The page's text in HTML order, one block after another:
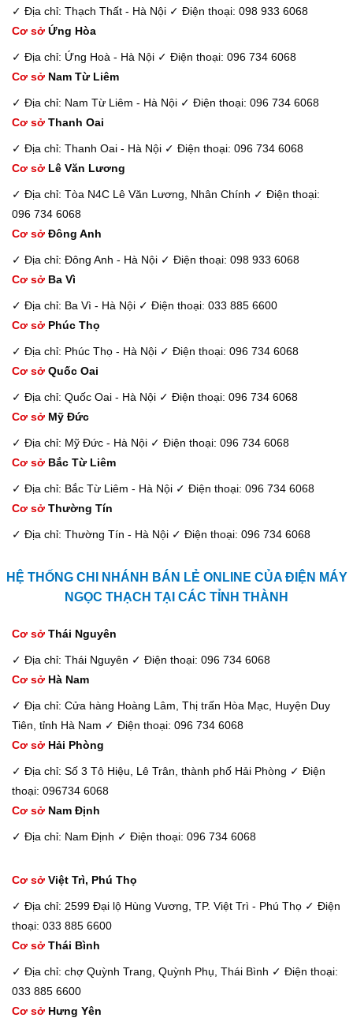
✓ Địa chỉ: Thạch Thất - Hà Nội ✓ Điện thoại: 098 933 6068
Cơ sở Ứng Hòa
✓ Địa chỉ: Ứng Hoà - Hà Nội ✓ Điện thoại: 096 734 6068
Cơ sở Nam Từ Liêm
✓ Địa chỉ: Nam Từ Liêm - Hà Nội ✓ Điện thoại: 096 734 6068
Cơ sở Thanh Oai
✓ Địa chỉ: Thanh Oai - Hà Nội ✓ Điện thoại: 096 734 6068
Cơ sở Lê Văn Lương
✓ Địa chỉ: Tòa N4C Lê Văn Lương, Nhân Chính ✓ Điện thoại:
096 734 6068
Cơ sở Đông Anh
✓ Địa chỉ: Đông Anh - Hà Nội ✓ Điện thoại: 098 933 6068
Cơ sở Ba Vì
✓ Địa chỉ: Ba Vì - Hà Nội ✓ Điện thoại: 033 885 6600
Cơ sở Phúc Thọ
✓ Địa chỉ: Phúc Thọ - Hà Nội ✓ Điện thoại: 096 734 6068
Cơ sở Quốc Oai
✓ Địa chỉ: Quốc Oai - Hà Nội ✓ Điện thoại: 096 734 6068
Cơ sở Mỹ Đức
✓ Địa chỉ: Mỹ Đức - Hà Nội ✓ Điện thoại: 096 734 6068
Cơ sở Bắc Từ Liêm
✓ Địa chỉ: Bắc Từ Liêm - Hà Nội ✓ Điện thoại: 096 734 6068
Cơ sở Thường Tín
✓ Địa chỉ: Thường Tín - Hà Nội ✓ Điện thoại: 096 734 6068
HỆ THỐNG CHI NHÁNH BÁN LẺ ONLINE CỦA ĐIỆN MÁY
NGỌC THẠCH TẠI CÁC TỈNH THÀNH
Cơ sở Thái Nguyên
✓ Địa chỉ: Thái Nguyên ✓ Điện thoại: 096 734 6068
Cơ sở Hà Nam
✓ Địa chỉ: Cửa hàng Hoàng Lâm, Thị trấn Hòa Mạc, Huyện Duy
Tiên, tỉnh Hà Nam ✓ Điện thoại: 096 734 6068
Cơ sở Hải Phòng
✓ Địa chỉ: Số 3 Tô Hiệu, Lê Trân, thành phố Hải Phòng ✓ Điện
thoại: 096734 6068
Cơ sở Nam Định
✓ Địa chỉ: Nam Định ✓ Điện thoại: 096 734 6068
Cơ sở Việt Trì, Phú Thọ
✓ Địa chỉ: 2599 Đại lộ Hùng Vương, TP. Việt Trì - Phú Thọ ✓ Điện
thoại: 033 885 6600
Cơ sở Thái Bình
✓ Địa chỉ: chợ Quỳnh Trang, Quỳnh Phụ, Thái Bình ✓ Điện thoại:
033 885 6600
Cơ sở Hưng Yên